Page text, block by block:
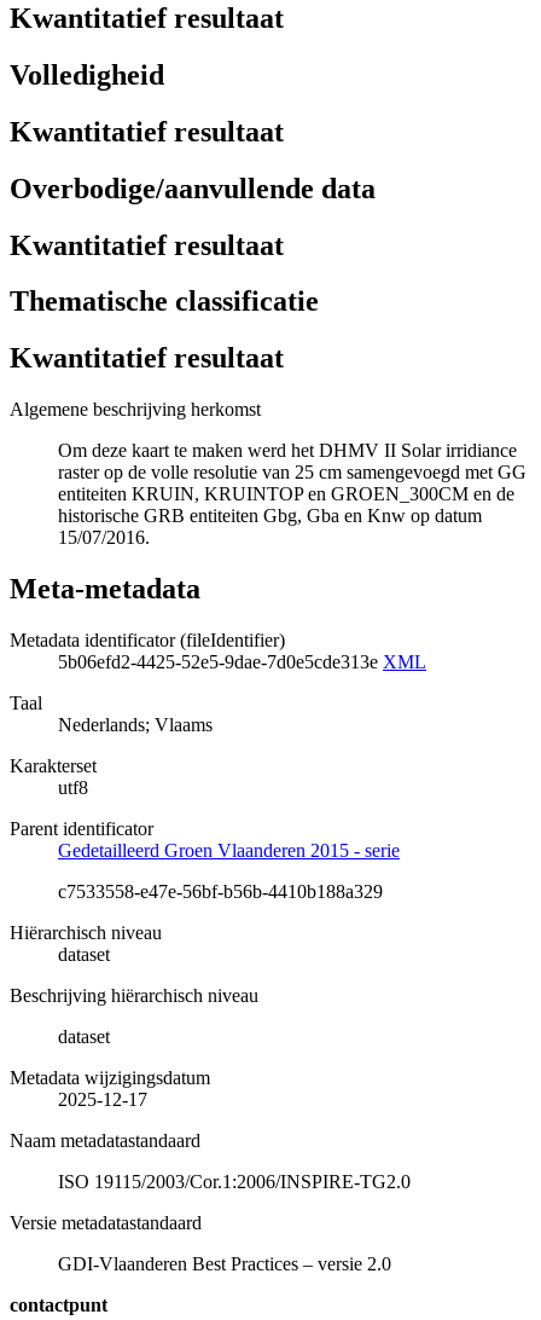
Kwantitatief resultaat
Volledigheid
Kwantitatief resultaat
Overbodige/aanvullende data
Kwantitatief resultaat
Thematische classificatie
Kwantitatief resultaat
Algemene beschrijving herkomst
Om deze kaart te maken werd het DHMV II Solar irridiance
raster op de volle resolutie van 25 cm samengevoegd met GG
entiteiten KRUIN, KRUINTOP en GROEN_300CM en de
historische GRB entiteiten Gbg, Gba en Knw op datum
15/07/2016.
Meta-metadata
Metadata identificator (fileIdentifier)
5b06efd2-4425-52e5-9dae-7d0e5cde313e XML
Taal
Nederlands; Vlaams
Karakterset
utf8
Parent identificator
Gedetailleerd Groen Vlaanderen 2015 - serie
c7533558-e47e-56bf-b56b-4410b188a329
Hiërarchisch niveau
dataset
Beschrijving hiërarchisch niveau
dataset
Metadata wijzigingsdatum
2025-12-17
Naam metadatastandaard
ISO 19115/2003/Cor.1:2006/INSPIRE-TG2.0
Versie metadatastandaard
GDI-Vlaanderen Best Practices – versie 2.0
contactpunt